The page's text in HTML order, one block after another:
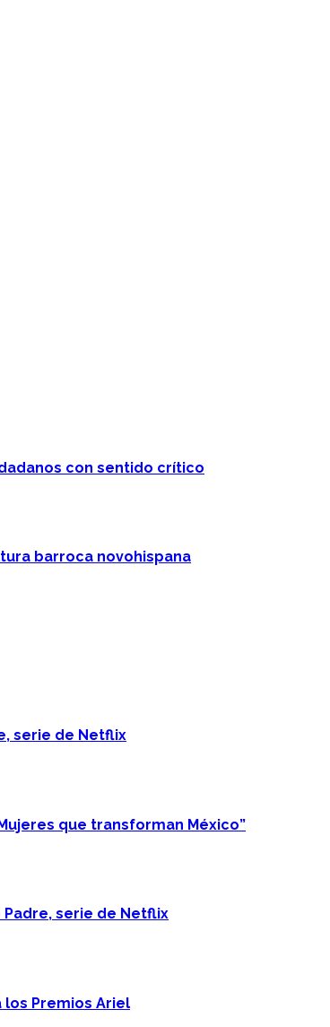
con sentido crítico
barroca novohispana
serie de Netflix
que transforman México”
Padre, serie de Netflix
los Premios Ariel